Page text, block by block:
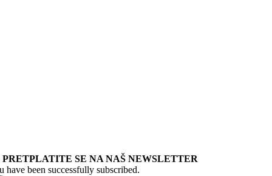
PRETPLATITE SE NA NAŠ NEWSLETTER
have been successfully subscribed.